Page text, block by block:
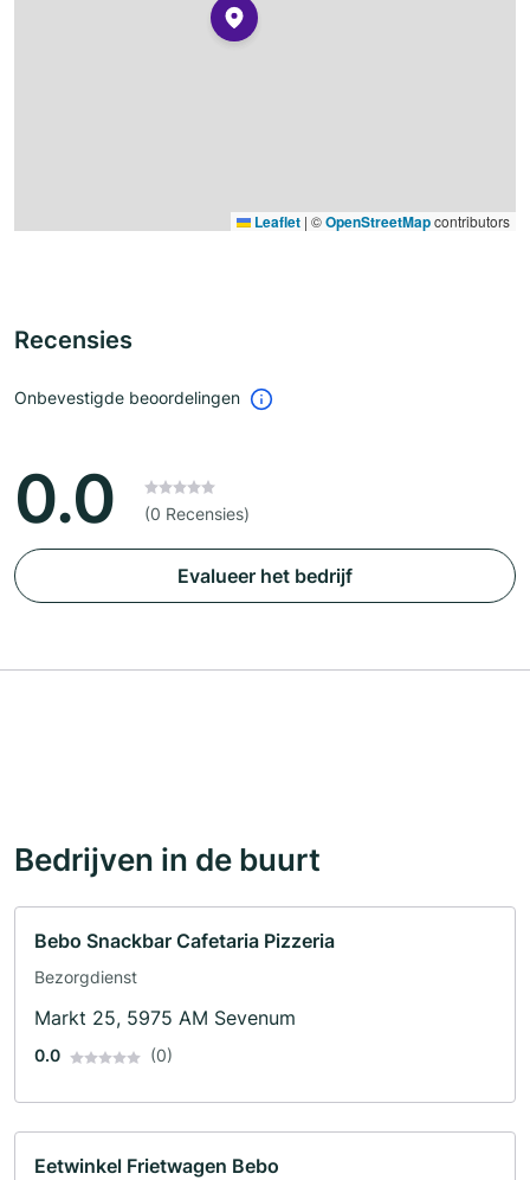
Leaflet | ©OpenStreetMapcontributors
Recensies
Onbevestigde beoordelingen
0.0 (0 Recensies)
Evalueer het bedrijf
Bedrijven in de buurt
Bebo Snackbar Cafetaria Pizzeria
Bezorgdienst
Markt 25, 5975 AM Sevenum
0.0 (0)
Eetwinkel Frietwagen Bebo